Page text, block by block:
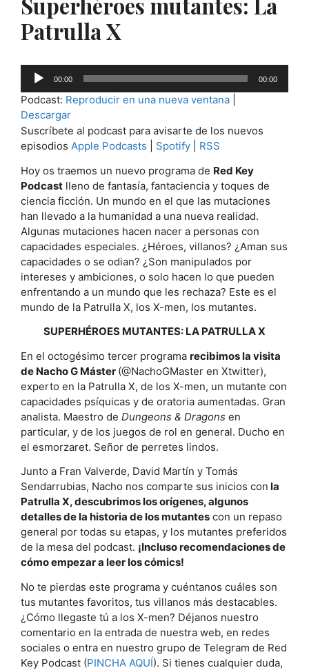
Patrulla X
Reproductor
audio
00:00 00:00
Podcast: Reproducir en una nueva ventana
Descargar
Suscríbete al podcast para avisarte de los nuevos
episodios Apple Podcasts Spotify
RSS
Hoy os traemos un nuevo programa de Red Key
Podcast lleno de fantasía, fantaciencia y toques de
ciencia ficción. Un mundo en el que las mutaciones
han llevado a la humanidad a una nueva realidad.
Algunas mutaciones hacen nacer a personas con
capacidades especiales. ¿Héroes, villanos? ¿Aman sus
capacidades o se odian? ¿Son manipulados por
intereses y ambiciones, o solo hacen lo que pueden
enfrentando a un mundo que les rechaza? Este es el
mundo de la Patrulla X, los X-men, los mutantes.
SUPERHÉROES MUTANTES: LA PATRULLA X
En el octogésimo tercer programa recibimos la visita
de Nacho G Máster (@NachoGMaster en Xtwitter),
experto en la Patrulla X, de los X-men, un mutante con
capacidades psíquicas y de oratoria aumentadas. Gran
analista. Maestro de Dungeons & Dragons en
particular, y de los juegos de rol en general. Ducho en
el esmorzaret. Señor de perretes lindos.
Junto a Fran Valverde, David Martín y Tomás
Sendarrubias, Nacho nos comparte sus inicios con la
Patrulla X, descubrimos los orígenes, algunos
detalles de la historia de los mutantes con un repaso
general por todas su etapas, y los mutantes preferidos
de la mesa del podcast. ¡Incluso recomendaciones de
cómo empezar a leer los cómics!
No te pierdas este programa y cuéntanos cuáles son
tus mutantes favoritos, tus villanos más destacables.
¿Cómo llegaste tú a los X-men? Déjanos nuestro
comentario en la entrada de nuestra web, en redes
sociales o entra en nuestro grupo de Telegram de Red
Key Podcast (PINCHA AQUÍ). Si tienes cualquier duda,